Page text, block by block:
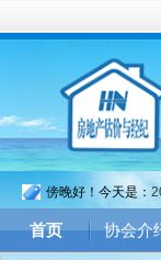
傍晚好！今天是：
首页 协会介